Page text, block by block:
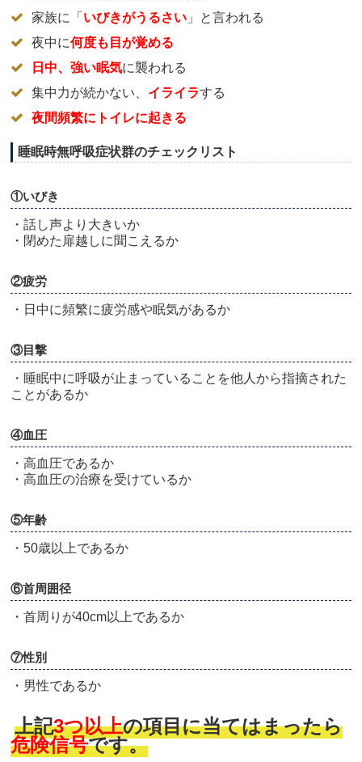
家族に「 いびきがうるさい 」と言われる
夜中に何度も目が覚める
日中、強い眠気に襲われる
集中力が続かない、 イライラする
夜間頻繁にトイレに起きる
睡眠時無呼吸症状群のチェックリスト
①いびき
・話し声より大きいか
・閉めた扉越しに聞こえるか
②疲労
・日中に頻繁に疲労感や眠気があるか
③目撃
・睡眠中に呼吸が止まっていることを他人から指摘された
ことがあるか
④血圧
・高血圧であるか
・高血圧の治療を受けているか
⑤年齢
・50歳以上であるか
⑥首周囲径
・首周りが40cm以上であるか
⑦性別
・男性であるか
上記3つ以上の項目に当てはまったら
危険信号です。